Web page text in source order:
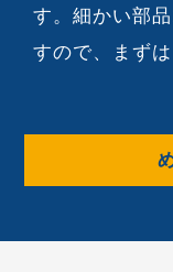
す。細かい部
すので、まず